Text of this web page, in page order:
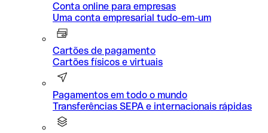
Conta online para empresas
Uma conta empresarial tudo-em-um
Cartões de pagamento
Cartões físicos e virtuais
Pagamentos em todo o mundo
Transferências SEPA e internacionais rápidas